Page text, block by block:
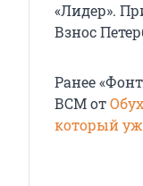
«Лидер».
Взнос
Ранее
ВСМ от
который